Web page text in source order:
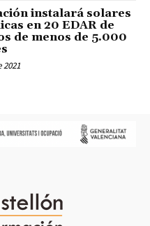
instalará solares
en 20 EDAR de
de menos de 5.000
2021